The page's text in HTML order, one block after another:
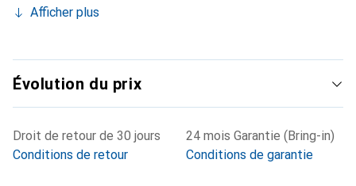
Afficher plus
Évolution du prix
Droit de retour de 30 jours
Conditions de retour
24 mois Garantie (Bring-in)
Conditions de garantie